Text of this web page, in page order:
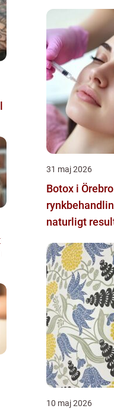
31 maj 2026
Botox i
naturligt
10 maj 2026